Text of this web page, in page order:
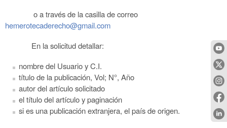
o a través de la casilla de correo
hemerotecaderecho@gmail.com
En la solicitud detallar:
nombre del Usuario y C.I.
título de la publicación, Vol; N°, Año
autor del artículo solicitado
el título del artículo y paginación
si es una publicación extranjera, el país de origen.